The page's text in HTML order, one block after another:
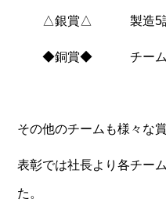
△銀賞△ 製造5課
◆銅賞◆ チーム
その他のチームも様々な
表彰では社長より各チー
た。